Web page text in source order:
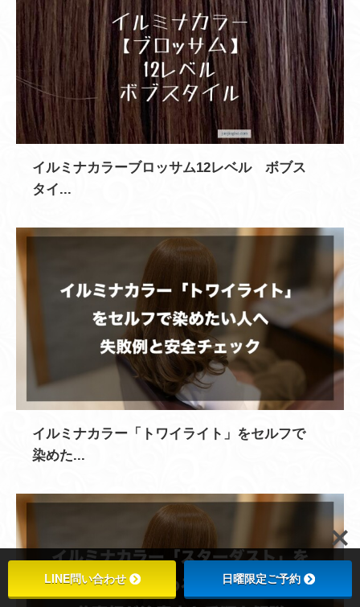
イルミナカラーブロッサム12レベル ボブス
タイ...
イルミナカラー「トワイライト」をセルフで
染めた...
LINE問い合わせ 日曜限定ご予約